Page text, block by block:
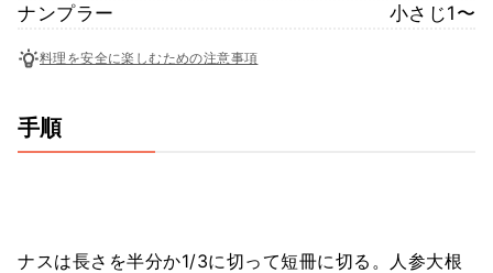
ナンプラー
小さじ1〜
料理を安全に楽しむための注意事項
手順
ナスは長さを半分か1/3に切って短冊に切る。人参大根